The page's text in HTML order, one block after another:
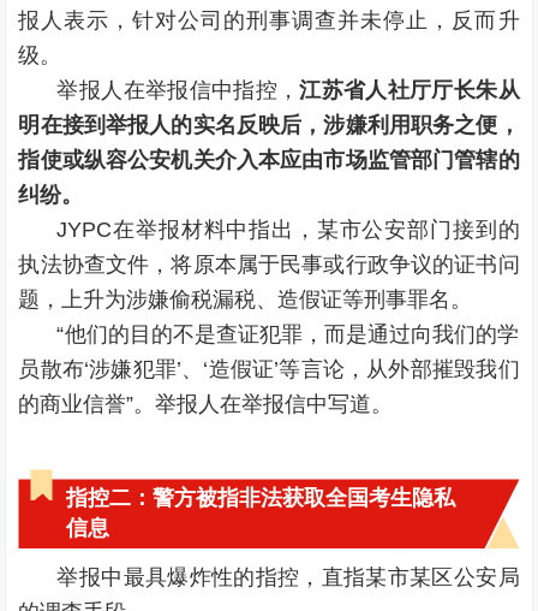
报人表示，针对公司的刑事调查并未停止，反而升
级。
举报人在举报信中指控，江苏省人社厅厅长朱从
明在接到举报人的实名反映后，涉嫌利用职务之便，
指使或纵容公安机关介入本应由市场监管部门管辖的
纠纷。
JYPC在举报材料中指出，某市公安部门接到的
执法协查文件，将原本属于民事或行政争议的证书问
题，上升为涉嫌偷税漏税、造假证等刑事罪名。
“他们的目的不是查证犯罪，而是通过向我们的学
员散布‘涉嫌犯罪’、‘造假证’等言论，从外部摧毁我们
的商业信誉”。举报人在举报信中写道。
指控二：警方被指非法获取全国考生隐私
信息
举报中最具爆炸性的指控，直指某市某区公安局